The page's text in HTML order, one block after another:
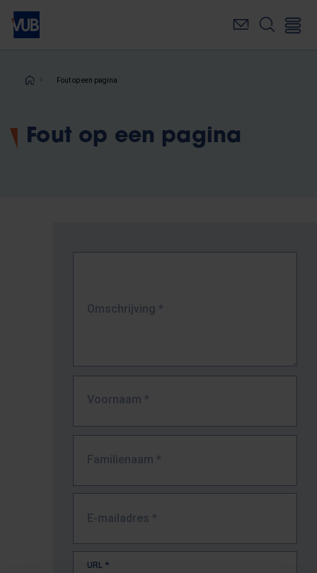
Overslaan
naar
inhoudKruimelpad
Fout op een pagina
Fout op een pagina
Omschrijving *
Voornaam *
Familienaam *
E-mailadres *
URL *